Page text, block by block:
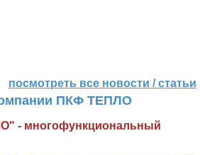
посмотреть все новости / статьи
ПКФ ТЕПЛО
- многофункциональный